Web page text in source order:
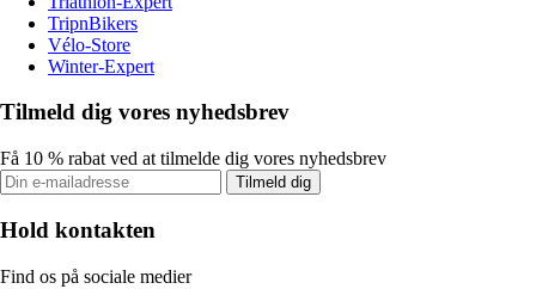
TripnBikers
Vélo-Store
Winter-Expert
Tilmeld dig vores nyhedsbrev
Få 10 % rabat ved at tilmelde dig vores nyhedsbrev
Tilmeld dig
Hold kontakten
Find os på sociale medier